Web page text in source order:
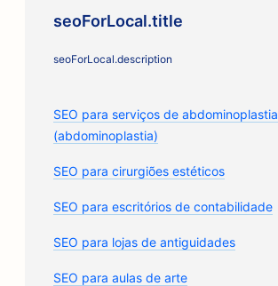
seoForLocal.title
seoForLocal.description
SEO para serviços de abdominoplastia
(abdominoplastia)
SEO para cirurgiões estéticos
SEO para escritórios de contabilidade
SEO para lojas de antiguidades
SEO para aulas de arte